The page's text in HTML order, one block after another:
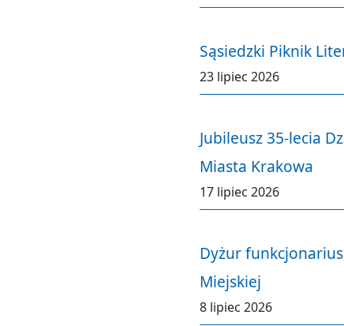
Sąsiedzki Piknik
23 lipiec 2026
Jubileusz 35-lecia
Miasta Krakowa
17 lipiec 2026
Dyżur
Miejskiej
8 lipiec 2026